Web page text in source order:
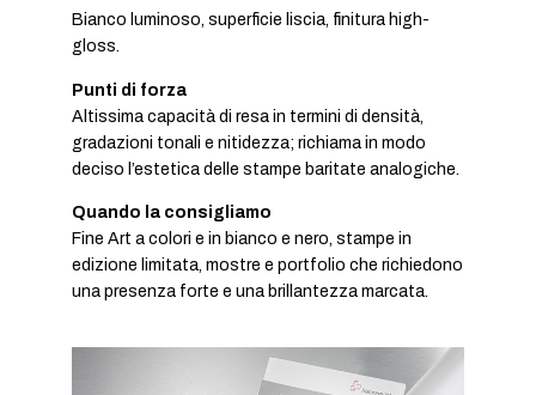
Bianco luminoso, superficie liscia, finitura high-
gloss.
Punti di forza
Altissima capacità di resa in termini di densità,
gradazioni tonali e nitidezza; richiama in modo
deciso l’estetica delle stampe baritate analogiche.
Quando la consigliamo
Fine Art a colori e in bianco e nero, stampe in
edizione limitata, mostre e portfolio che richiedono
una presenza forte e una brillantezza marcata.